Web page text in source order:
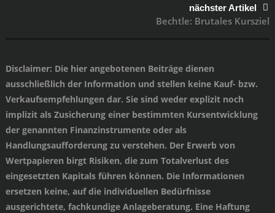
nächster Artikel
Bechtle: Brutales Kursziel
Disclaimer: Die hier angebotenen Beiträge dienen
ausschließlich der Information und stellen keine Kauf- bzw.
Verkaufsempfehlungen dar. Sie sind weder explizit noch
implizit als Zusicherung einer bestimmten Kursentwicklung
der genannten Finanzinstrumente oder als
Handlungsaufforderung zu verstehen. Der Erwerb von
Wertpapieren birgt Risiken, die zum Totalverlust des
eingesetzten Kapitals führen können. Die Informationen
ersetzen keine, auf die individuellen Bedürfnisse
ausgerichtete, fachkundige Anlageberatung. Eine Haftung